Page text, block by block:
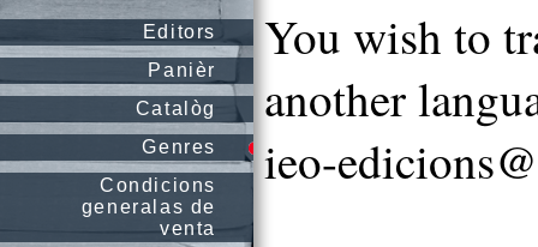
Editors
Panièr
Catalòg
Genres
Condicions
generalas de
venta
You wish to
another
ieo-